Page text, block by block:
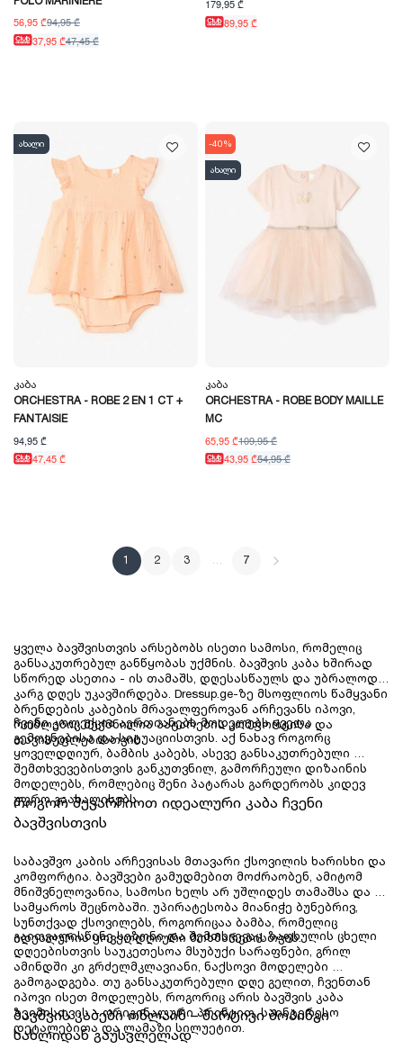
56,95 ₾94,95 ₾
37,95 ₾47,45 ₾
179,95 ₾
89,95 ₾
ახალი
Კაბა
ORCHESTRA - ROBE 2 EN 1 CT +
FANTAISIE
94,95 ₾
47,45 ₾
-40%
ახალი
Კაბა
ORCHESTRA - ROBE BODY MAILLE
MC
65,95 ₾109,95 ₾
43,95 ₾54,95 ₾
1 2 3 … 7
ყველა ბავშვისთვის არსებობს ისეთი სამოსი, რომელიც
განსაკუთრებულ განწყობას უქმნის. ბავშვის კაბა ხშირად
სწორედ ასეთია - ის თამაშს, დღესასწაულს და უბრალოდ,
კარგ დღეს უკავშირდება. Dressup.ge-ზე მსოფლიოს წამყვანი
ბრენდების კაბების მრავალფეროვან არჩევანს იპოვი,
რომლებიც შექმნილია პატარების კომფორტისა და
თავისუფლებისთვის.
ჩვენი კოლექცია აერთიანებს მოდელებს ყველა
გემოვნებისა და სიტუაციისთვის. აქ ნახავ როგორც
ყოველდღიურ, ბამბის კაბებს, ასევე განსაკუთრებული
შემთხვევებისთვის განკუთვნილ, გამორჩეული დიზაინის
მოდელებს, რომლებიც შენი პატარას გარდერობს კიდევ
უფრო გაახალისებს.
როგორ შევარჩიოთ იდეალური კაბა ჩვენი
ბავშვისთვის
საბავშვო კაბის არჩევისას მთავარი ქსოვილის ხარისხი და
კომფორტია. ბავშვები გამუდმებით მოძრაობენ, ამიტომ
მნიშვნელოვანია, სამოსი ხელს არ უშლიდეს თამაშსა და
სამყაროს შეცნობაში. უპირატესობა მიანიჭე ბუნებრივ,
სუნთქვად ქსოვილებს, როგორიცაა ბამბა, რომელიც
იდეალურია ყოველდღიური მოხმარებისთვის.
გაითვალისწინე სეზონი და შემთხვევაც. ზაფხულის ცხელი
დღეებისთვის საუკეთესოა მსუბუქი სარაფნები, გრილ
ამინდში კი გრძელმკლავიანი, ნაქსოვი მოდელები
გამოგადგება. თუ განსაკუთრებული დღე გელით, ჩვენთან
იპოვი ისეთ მოდელებს, როგორიც არის ბავშვის კაბა
ზეიმისთვის – ორიგინალური პრინტით, საინტერესო
დეტალებითა და ლამაზი სილუეტით.
ბავშვის კაბები ონლაინ – მარტივი შოპინგი
სახლიდან გაუსვლელად